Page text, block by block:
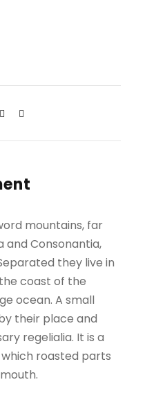
mountains, far
and Consonantia,
they live in
coast of the
ocean. A small
their place and
regelialia. It is a
roasted parts